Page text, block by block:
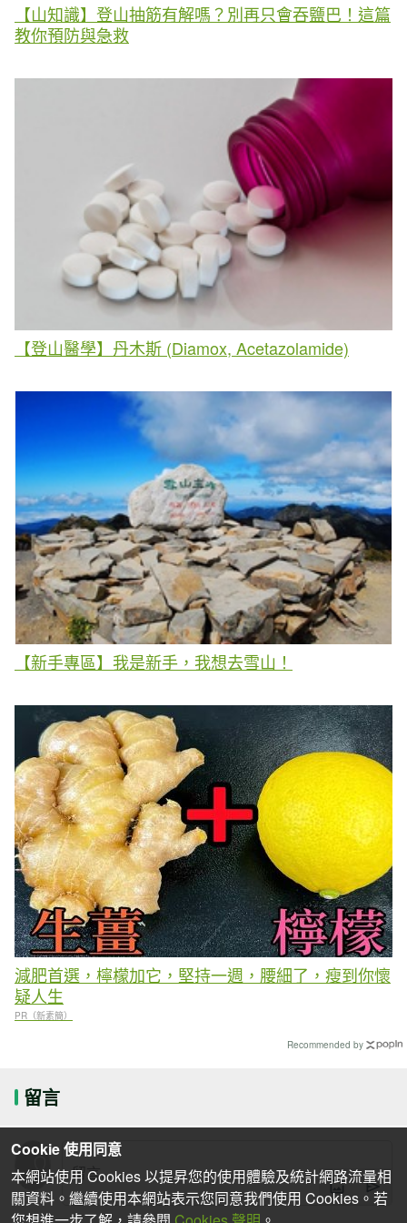
【山知識】登山抽筋有解嗎？別再只會吞鹽巴！這篇
教你預防與急救
【登山醫學】丹木斯 (Diamox, Acetazolamide)
【新手專區】我是新手，我想去雪山！
減肥首選，檸檬加它，堅持一週，腰細了，瘦到你懷
疑人生
PR（新素簡）
Recommended by
留言
Cookie 使用同意
本網站使用 Cookies 以提昇您的使用體驗及統計網路流量相
關資料。繼續使用本網站表示您同意我們使用 Cookies。若